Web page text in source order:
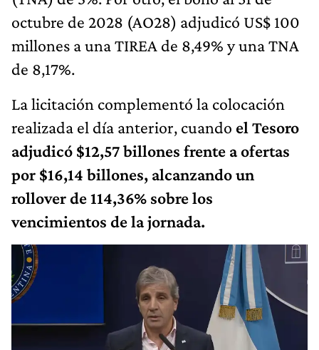
octubre de 2028 (AO28) adjudicó US$ 100
millones a una TIREA de 8,49% y una TNA
de 8,17%.
La licitación complementó la colocación
realizada el día anterior, cuando el Tesoro
adjudicó $12,57 billones frente a ofertas
por $16,14 billones, alcanzando un
rollover de 114,36% sobre los
vencimientos de la jornada.